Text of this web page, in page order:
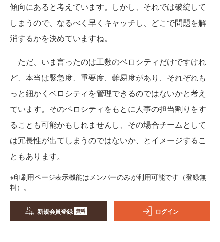
傾向にあると考えています。しかし、それでは破綻して
しまうので、なるべく早くキャッチし、どこで問題を解
消するかを決めていますね。
ただ、いま言ったのは工数のベロシティだけですけれ
ど、本当は緊急度、重要度、難易度があり、それぞれも
っと細かくベロシティを管理できるのではないかと考え
ています。そのベロシティをもとに人事の担当割りをす
ることも可能かもしれませんし、その場合チームとして
は冗長性が出てしまうのではないか、とイメージするこ
ともあります。
※印刷用ページ表示機能はメンバーのみが利用可能です（登録無
料）。
新規会員登録 無料 ログイン